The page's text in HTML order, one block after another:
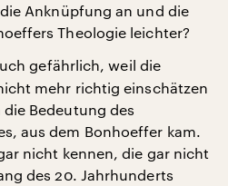
Anknüpfung an und die
Theologie leichter?
gefährlich, weil die
mehr richtig einschätzen
die Bedeutung des
aus dem Bonhoeffer kam.
nicht kennen, die gar nicht
des 20. Jahrhunderts